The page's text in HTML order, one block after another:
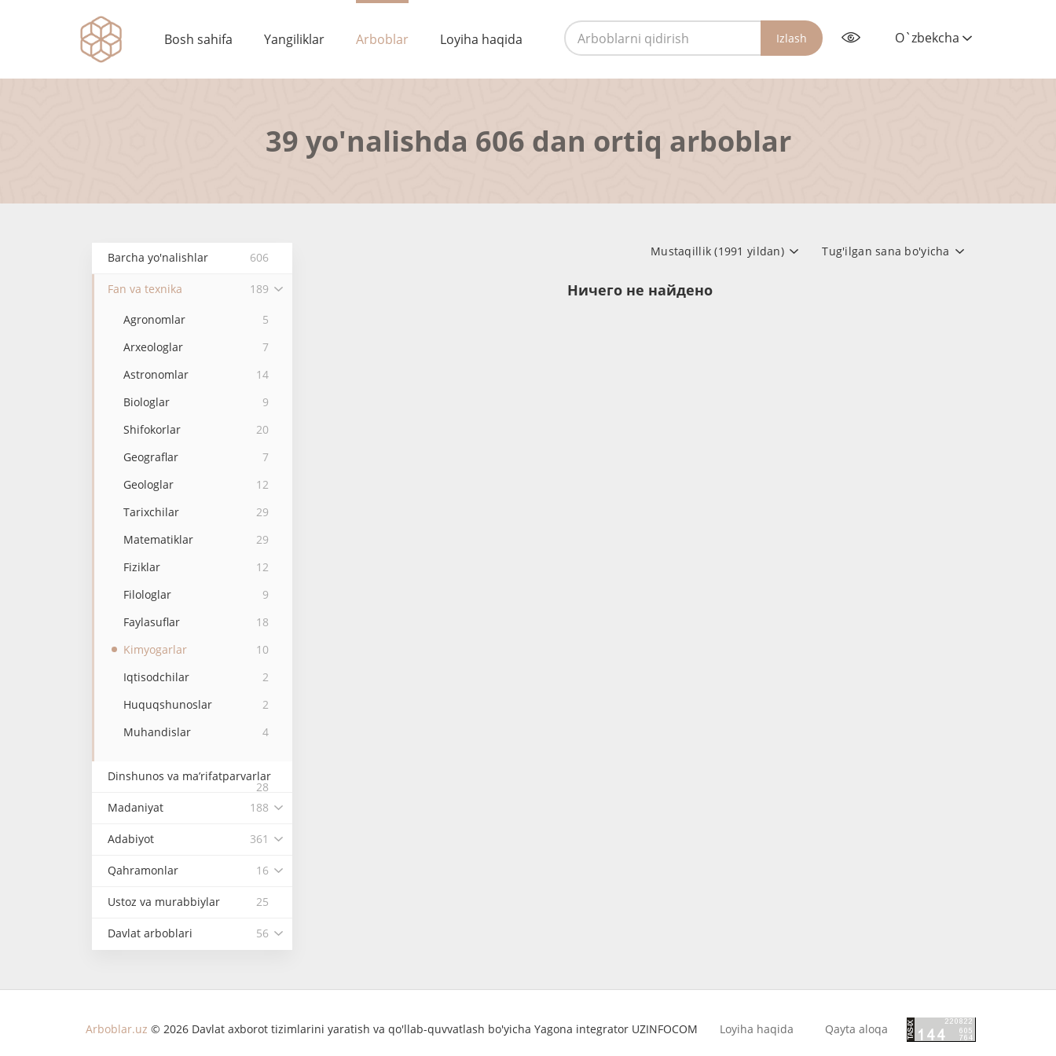
Bosh sahifa Yangiliklar Arboblar Loyiha haqida Izlash O`zbekcha
39 yo'nalishda 606 dan ortiq arboblar
Barcha yo'nalishlar 606
Fan va texnika 189
Agronomlar
5
Arxeologlar
7
Astronomlar
14
Biologlar
9
Shifokorlar
20
Geograflar
7
Geologlar
12
Tarixchilar
29
Matematiklar
29
Fiziklar
12
Filologlar
9
Faylasuflar
18
Kimyogarlar
10
Iqtisodchilar
2
Huquqshunoslar
2
Muhandislar
4
Dinshunos va ma’rifatparvarlar
28
Madaniyat
188
Adabiyot 361
Qahramonlar 16
Ustoz va murabbiylar 25
Davlat arboblari 56
Tug'ilgan sana bo'yicha
Mustaqillik (1991 yildan)
Ничего не найдено
Arboblar.uz © 2026 Davlat axborot tizimlarini yaratish va qo'llab-quvvatlash bo'yicha Yagona integrator UZINFOCOM Loyiha haqida Qayta aloqa